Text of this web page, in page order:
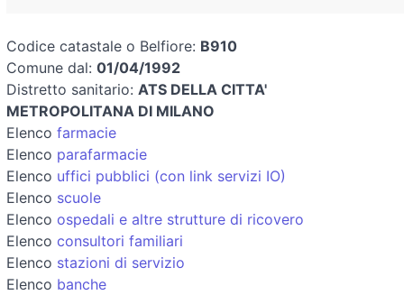
Codice catastale o Belfiore: B910
Comune dal: 01/04/1992
Distretto sanitario: ATS DELLA CITTA'
METROPOLITANA DI MILANO
Elenco farmacie
Elenco parafarmacie
Elenco uffici pubblici (con link servizi IO)
Elenco scuole
Elenco ospedali e altre strutture di ricovero
Elenco consultori familiari
Elenco stazioni di servizio
Elenco banche